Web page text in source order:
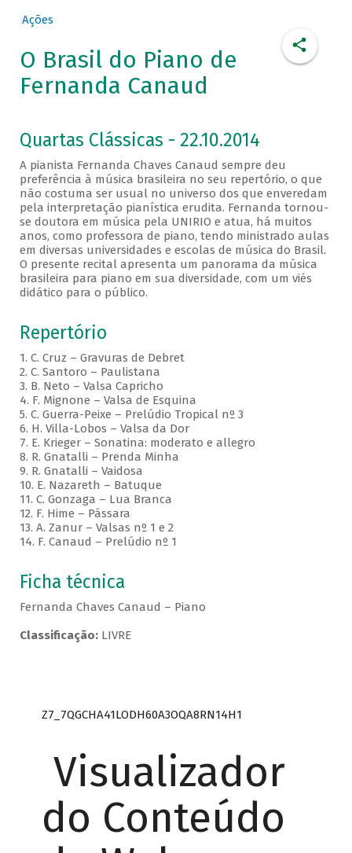
Ações
O Brasil do Piano de
Fernanda Canaud
Quartas Clássicas - 22.10.2014
A pianista Fernanda Chaves Canaud sempre deu
preferência à música brasileira no seu repertório, o que
não costuma ser usual no universo dos que enveredam
pela interpretação pianística erudita. Fernanda tornou-
se doutora em música pela UNIRIO e atua, há muitos
anos, como professora de piano, tendo ministrado aulas
em diversas universidades e escolas de música do Brasil.
O presente recital apresenta um panorama da música
brasileira para piano em sua diversidade, com um viés
didático para o público.
Repertório
1. C. Cruz – Gravuras de Debret
2. C. Santoro – Paulistana
3. B. Neto – Valsa Capricho
4. F. Mignone – Valsa de Esquina
5. C. Guerra-Peixe – Prelúdio Tropical nº 3
6. H. Villa-Lobos – Valsa da Dor
7. E. Krieger – Sonatina: moderato e allegro
8. R. Gnatalli – Prenda Minha
9. R. Gnatalli – Vaidosa
10. E. Nazareth – Batuque
11. C. Gonzaga – Lua Branca
12. F. Hime – Pássara
13. A. Zanur – Valsas nº 1 e 2
14. F. Canaud – Prelúdio nº 1
Ficha técnica
Fernanda Chaves Canaud – Piano
Classificação:LIVRE
Z7_7QGCHA41LODH60A3OQA8RN14H1
Visualizador
do Conteúdo